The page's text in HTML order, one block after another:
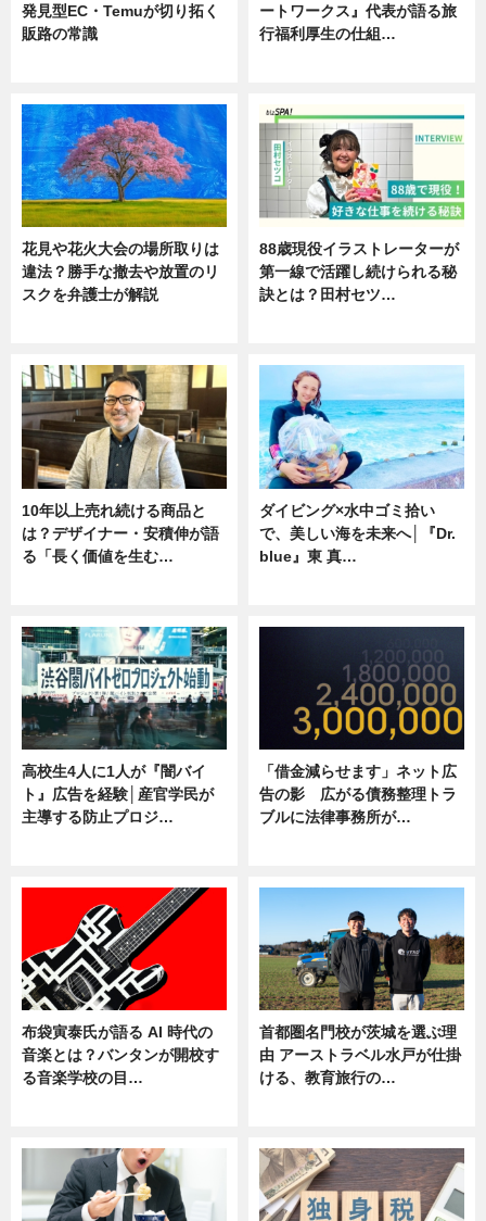
発見型EC・Temuが切り拓く
販路の常識
ートワークス』代表が語る旅
行福利厚生の仕組…
花見や花火大会の場所取りは
違法？勝手な撤去や放置のリ
スクを弁護士が解説
88歳現役イラストレーターが
第一線で活躍し続けられる秘
訣とは？田村セツ…
10年以上売れ続ける商品と
は？デザイナー・安積伸が語
る「長く価値を生む…
ダイビング×水中ゴミ拾い
で、美しい海を未来へ│『Dr.
blue』東 真…
高校生4人に1人が『闇バイ
ト』広告を経験│産官学民が
主導する防止プロジ…
「借金減らせます」ネット広
告の影 広がる債務整理トラ
ブルに法律事務所が…
布袋寅泰氏が語る AI 時代の
音楽とは？バンタンが開校す
る音楽学校の目…
首都圏名門校が茨城を選ぶ理
由 アーストラベル水戸が仕掛
ける、教育旅行の…